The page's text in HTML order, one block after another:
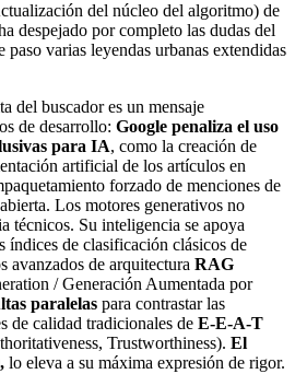
del núcleo del algoritmo) de
despejado por completo las dudas del
paso varias leyendas urbanas extendidas
del buscador es un mensaje
de desarrollo: Google penaliza el uso
para IA, como la creación de
artificial de los artículos en
forzado de menciones de
Los motores generativos no
técnicos. Su inteligencia se apoya
índices de clasificación clásicos de
avanzados de arquitectura RAG
/ Generación Aumentada por
paralelas para contrastar las
de calidad tradicionales de E-E-A-T
Trustworthiness). El
lo eleva a su máxima expresión de rigor.